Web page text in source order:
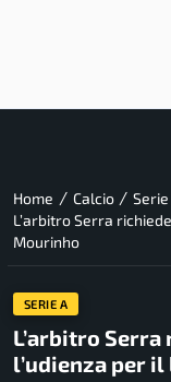
Home / Calcio / Serie
L’arbitro Serra
Mourinho
SERIE A
L’arbitro
l’udienza per